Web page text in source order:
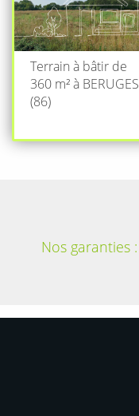
Terrain à bâtir de
360 m² à BERUGES
(86)
Nos garanties :